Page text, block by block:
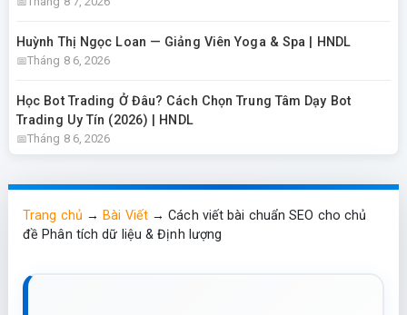
Huỳnh Thị Ngọc Loan — Giảng Viên Yoga & Spa | HNDL
Tháng 8 6, 2026
Học Bot Trading Ở Đâu? Cách Chọn Trung Tâm Dạy Bot
Trading Uy Tín (2026) | HNDL
Tháng 8 6, 2026
Trang chủ →Bài Viết→Cách viết bài chuẩn SEO cho chủ
đề Phân tích dữ liệu & Định lượng